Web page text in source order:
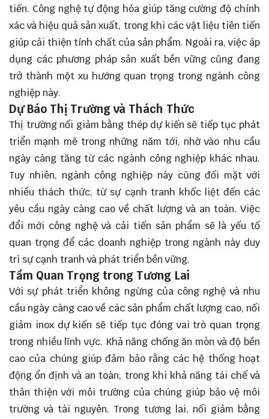
tiến. Công nghệ tự động hóa giúp tăng cường độ chính
xác và hiệu quả sản xuất, trong khi các vật liệu tiên tiến
giúp cải thiện tính chất của sản phẩm. Ngoài ra, việc áp
dụng các phương pháp sản xuất bền vững cũng đang
trở thành một xu hướng quan trọng trong ngành công
nghiệp này.
Dự Báo Thị Trường và Thách Thức
Thị trường nối giảm bằng thép dự kiến sẽ tiếp tục phát
triển mạnh mẽ trong những năm tới, nhờ vào nhu cầu
ngày càng tăng từ các ngành công nghiệp khác nhau.
Tuy nhiên, ngành công nghiệp này cũng đối mặt với
nhiều thách thức, từ sự cạnh tranh khốc liệt đến các
yêu cầu ngày càng cao về chất lượng và an toàn. Việc
đổi mới công nghệ và cải tiến sản phẩm sẽ là yếu tố
quan trọng để các doanh nghiệp trong ngành này duy
trì sự cạnh tranh và phát triển bền vững.
Tầm Quan Trọng trong Tương Lai
Với sự phát triển không ngừng của công nghệ và nhu
cầu ngày càng cao về các sản phẩm chất lượng cao, nối
giảm inox dự kiến sẽ tiếp tục đóng vai trò quan trọng
trong nhiều lĩnh vực. Khả năng chống ăn mòn và độ bền
cao của chúng giúp đảm bảo rằng các hệ thống hoạt
động ổn định và an toàn, trong khi khả năng tái chế và
thân thiện với môi trường của chúng giúp bảo vệ môi
trường và tài nguyên. Trong tương lai, nối giảm bằng